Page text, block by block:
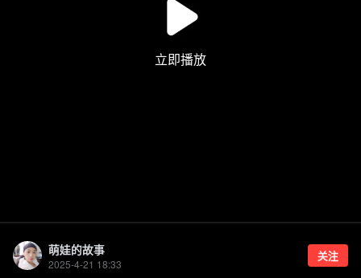
萌娃的故事
2025-4-21 18:33
关注